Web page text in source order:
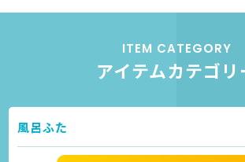
ITEM CATEGORY
アイテムカテゴリ
風呂ふた